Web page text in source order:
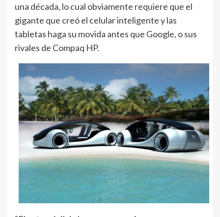
una década, lo cual obviamente requiere que el
gigante que creó el celular inteligente y las
tabletas haga su movida antes que Google, o sus
rivales de Compaq HP.